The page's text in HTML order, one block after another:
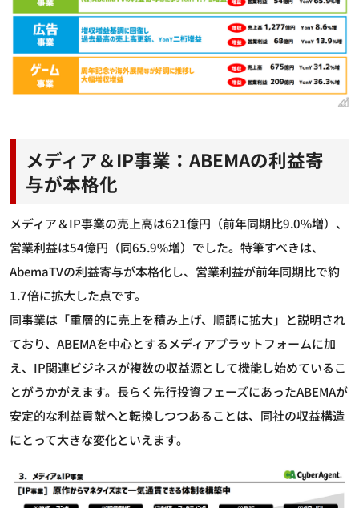
メディア＆IP事業：ABEMAの利益寄
与が本格化
メディア＆IP事業の売上高は621億円（前年同期比9.0%増）、
営業利益は54億円（同65.9%増）でした。特筆すべきは、
AbemaTVの利益寄与が本格化し、営業利益が前年同期比で約
1.7倍に拡大した点です。
同事業は「重層的に売上を積み上げ、順調に拡大」と説明され
ており、ABEMAを中心とするメディアプラットフォームに加
え、IP関連ビジネスが複数の収益源として機能し始めているこ
とがうかがえます。長らく先行投資フェーズにあったABEMAが
安定的な利益貢献へと転換しつつあることは、同社の収益構造
にとって大きな変化といえます。